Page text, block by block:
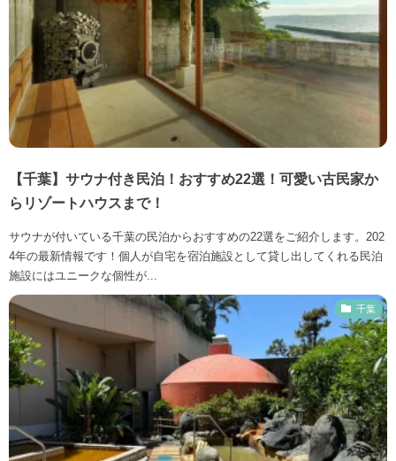
【千葉】サウナ付き民泊！おすすめ22選！可愛い古民家か
らリゾートハウスまで！
サウナが付いている千葉の民泊からおすすめの22選をご紹介します。202
4年の最新情報です！個人が自宅を宿泊施設として貸し出してくれる民泊
施設にはユニークな個性が...
千葉